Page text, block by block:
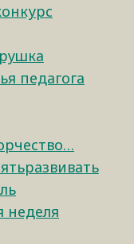
педагога
неделя